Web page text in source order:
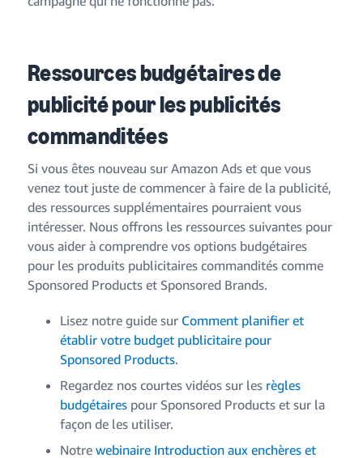
Ressources budgétaires de
publicité pour les publicités
commanditées
Si vous êtes nouveau sur Amazon Ads et que vous
venez tout juste de commencer à faire de la publicité,
des ressources supplémentaires pourraient vous
intéresser. Nous offrons les ressources suivantes pour
vous aider à comprendre vos options budgétaires
pour les produits publicitaires commandités comme
Sponsored Products et Sponsored Brands.
Lisez notre guide sur Comment planifier et
établir votre budget publicitaire pour
Sponsored Products.
Regardez nos courtes vidéos sur les règles
budgétaires pour Sponsored Products et sur la
façon de les utiliser.
Notre webinaire Introduction aux enchères et